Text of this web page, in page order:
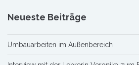
Neueste Beiträge
Umbauarbeiten im Außenbereich